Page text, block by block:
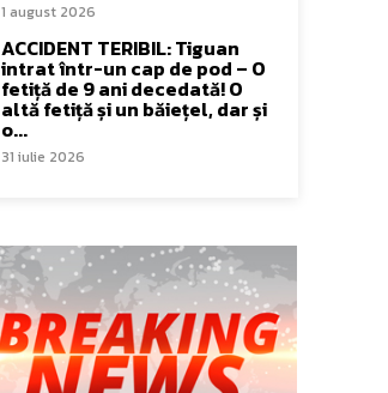
1 august 2026
ACCIDENT TERIBIL: Tiguan
intrat într-un cap de pod – O
fetiță de 9 ani decedată! O
altă fetiță și un băiețel, dar și
o...
31 iulie 2026